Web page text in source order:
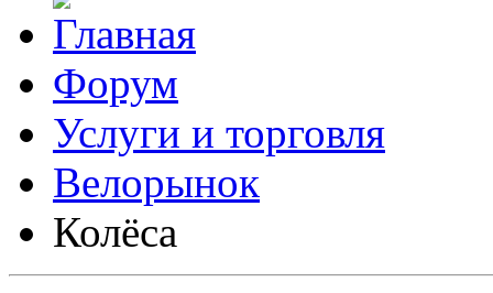
Форум
Услуги и торговля
Велорынок
Колёса